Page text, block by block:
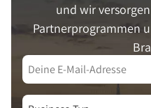
und wir
Partnerprogrammen